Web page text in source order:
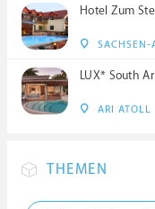
Hotel Zum
SACHSEN-
LUX* South
ARI ATOLL
THEMEN